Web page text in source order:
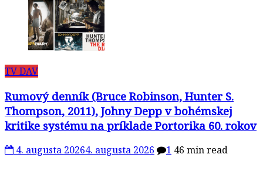
TV DAV
Rumový denník (Bruce Robinson, Hunter S.
Thompson, 2011), Johny Depp v bohémskej
kritike systému na príklade Portorika 60. rokov
4. augusta 20264. augusta 2026 1 46 min read